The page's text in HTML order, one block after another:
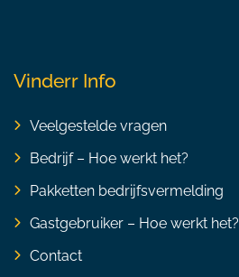
Vinderr Info
Veelgestelde vragen
Bedrijf – Hoe werkt het?
Pakketten bedrijfsvermelding
Gastgebruiker – Hoe werkt het?
Contact